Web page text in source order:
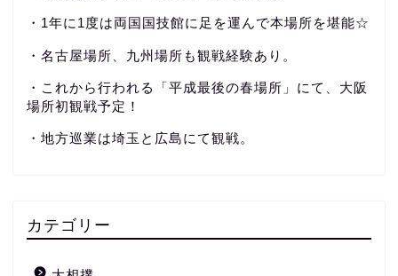
・1年に1度は両国国技館に足を運んで本場所を堪能☆
・名古屋場所、九州場所も観戦経験あり。
・これから行われる「平成最後の春場所」にて、大阪
場所初観戦予定！
・地方巡業は埼玉と広島にて観戦。
カテゴリー